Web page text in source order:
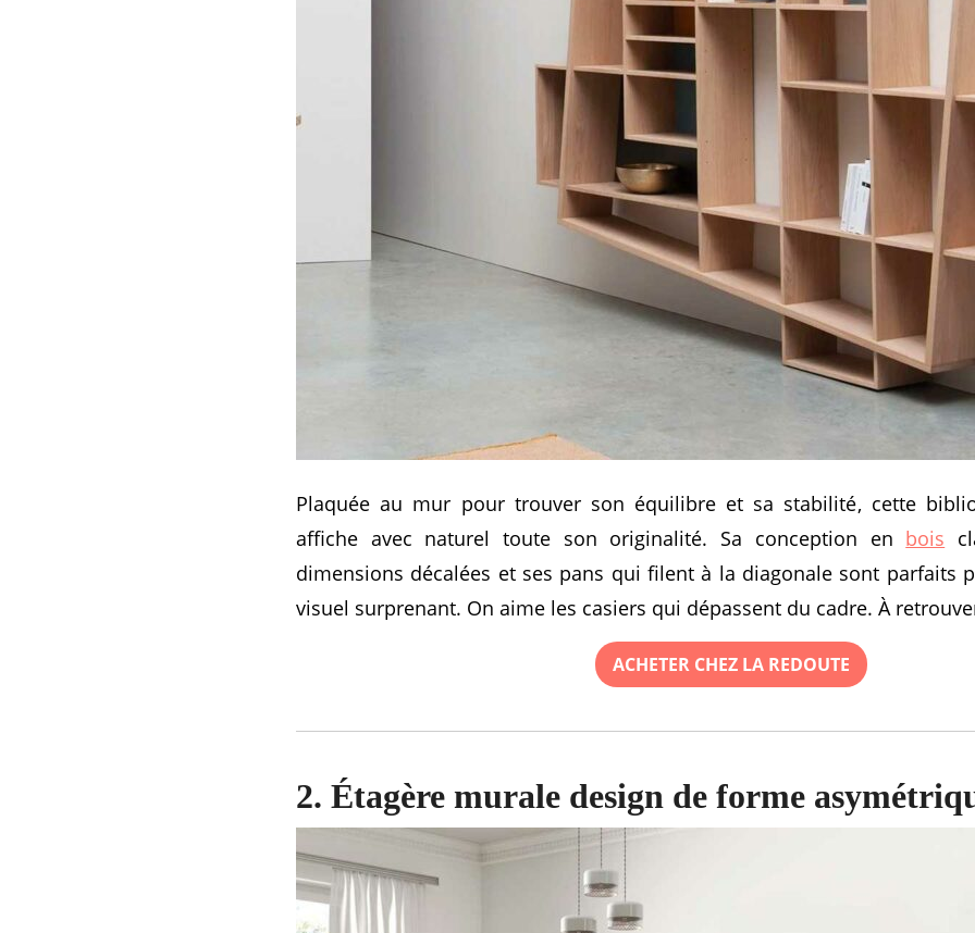
Plaquée au mur pour trouver son équilibre et sa stabilité, cette
affiche avec naturel toute son originalité. Sa conception en bois
dimensions décalées et ses pans qui filent à la diagonale sont parfaits
visuel surprenant. On aime les casiers qui dépassent du cadre. À
ACHETER CHEZ LA REDOUTE
2. Étagère murale design de forme